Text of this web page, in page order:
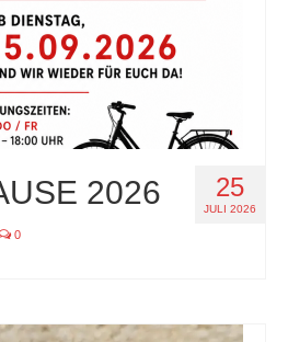
pro / 2026 / 100nm
25
JULI 2026
2026
0